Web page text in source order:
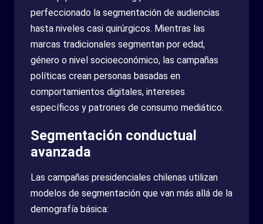
perfeccionado la segmentación de audiencias
hasta niveles casi quirúrgicos. Mientras las
marcas tradicionales segmentan por edad,
género o nivel socioeconómico, las campañas
políticas crean personas basadas en
comportamientos digitales, intereses
específicos y patrones de consumo mediático.
Segmentación conductual
avanzada
Las campañas presidenciales chilenas utilizan
modelos de segmentación que van más allá de la
demografía básica: